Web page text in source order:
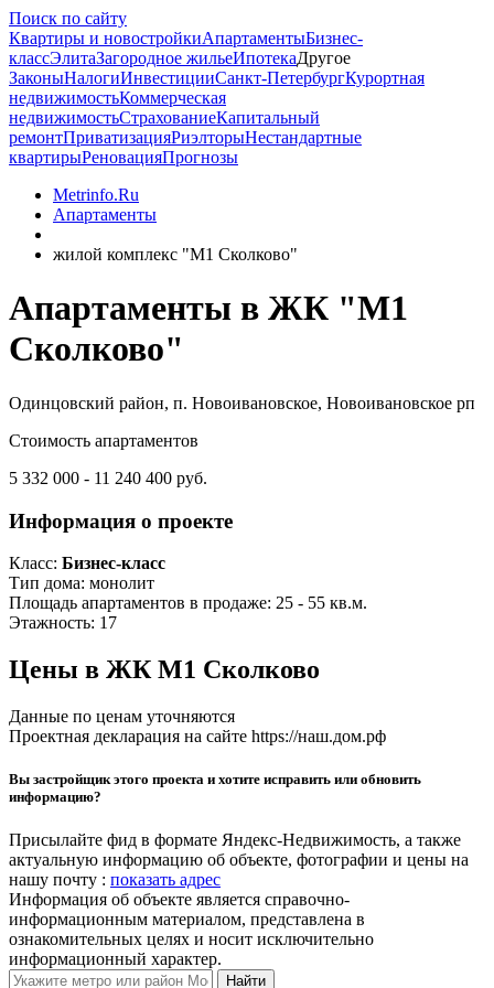
Поиск по сайту
Квартиры и новостройкиАпартаментыБизнес-
классЭлитаЗагородное жильеИпотекаДругое
ЗаконыНалогиИнвестицииСанкт-ПетербургКурортная
недвижимостьКоммерческая
недвижимостьСтрахованиеКапитальный
ремонтПриватизацияРиэлторыНестандартные
квартирыРеновацияПрогнозы
Metrinfo.Ru
Апартаменты
жилой комплекс "М1 Сколково"
Апартаменты в ЖК "М1
Сколково"
Одинцовский район, п. Новоивановское, Новоивановское рп
Стоимость апартаментов
5 332 000 - 11 240 400 руб.
Информация о проекте
Класс: Бизнес-класс
Тип дома: монолит
Площадь апартаментов в продаже: 25 - 55 кв.м.
Этажность: 17
Цены в ЖК М1 Сколково
Данные по ценам уточняются
Проектная декларация на сайте https://наш.дом.рф
Вы застройщик этого проекта и хотите исправить или обновить
информацию?
Присылайте фид в формате Яндекс-Недвижимость, а также
актуальную информацию об объекте, фотографии и цены на
нашу почту : показать адрес
Информация об объекте является справочно-
информационным материалом, представлена в
ознакомительных целях и носит исключительно
информационный характер.
Найти